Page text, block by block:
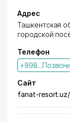
Адрес
Ташкентская
городской
Телефон
Сайт
fanat-resort.uz/